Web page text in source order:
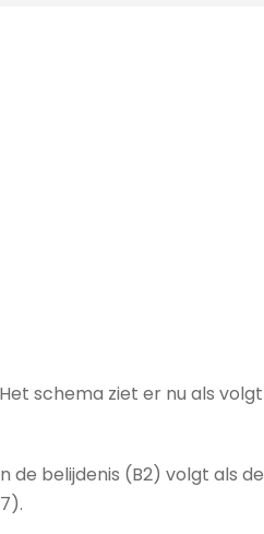
schema ziet er nu als
de belijdenis (B2) volgt als